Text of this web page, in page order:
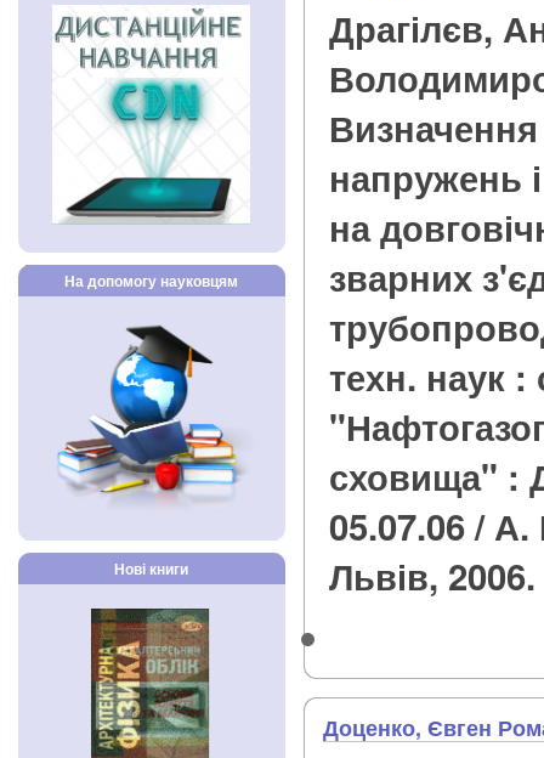
На допомогу науковцям
Нові книги
Драгілєв,
напружень
на
зварних
техн. наук :
сховища" :
05.07.06 / А.
Львів,
Доценко, Євген